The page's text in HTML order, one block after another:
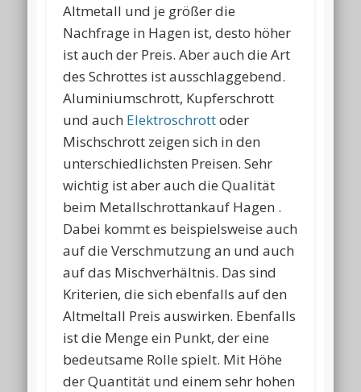
Altmetall und je größer die
Nachfrage in Hagen ist, desto höher
ist auch der Preis. Aber auch die Art
des Schrottes ist ausschlaggebend.
Aluminiumschrott, Kupferschrott
und auch Elektroschrottoder
Mischschrott zeigen sich in den
unterschiedlichsten Preisen. Sehr
wichtig ist aber auch die Qualität
beim Metallschrottankauf Hagen .
Dabei kommt es beispielsweise auch
auf die Verschmutzung an und auch
auf das Mischverhältnis. Das sind
Kriterien, die sich ebenfalls auf den
Altmeltall Preis auswirken. Ebenfalls
ist die Menge ein Punkt, der eine
bedeutsame Rolle spielt. Mit Höhe
der Quantität und einem sehr hohen